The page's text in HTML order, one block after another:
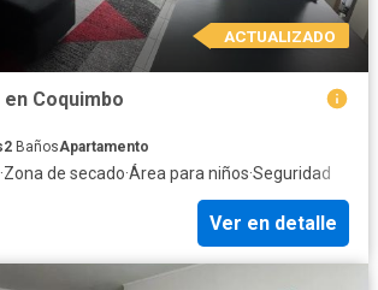
ACTUALIZADO
Coquimbo
2 BañosApartamento
·Zona de secado·Área para niños·Seguridad
Ver en detalle